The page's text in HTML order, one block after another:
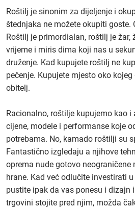
Roštilj je sinonim za dijeljenje i
štednjaka ne možete okupiti goste.
Roštilj je primordialan, roštilj je žar,
vrijeme i miris dima koji nas u
druženje. Kad kupujete roštilj ne
pečenje. Kupujete mjesto oko
obitelj.
Racionalno, roštilje kupujemo kao
cijene, modele i performanse koje
potrebama. No, kamado roštilji su
Fantastično izgledaju a njihove
oprema nude gotovo
hrane. Kad već odlučite investirati
pustite ipak da vas ponesu i dizajn
trgovini stojite pred njim, možda